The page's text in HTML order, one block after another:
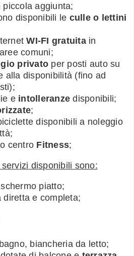
aggiunta;
disponibili le culle o lettini
WI-FI gratuitain
comuni;
privato per posti auto su
alla disponibilità (fino ad
e intolleranze disponibili;
;
disponibili a noleggio
centro Fitness;
disponibili sono:
piatto;
diretta e completa;
biancheria da letto;